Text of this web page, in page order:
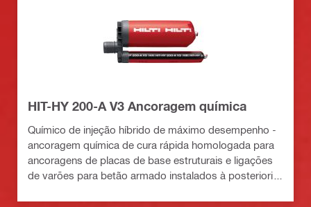
HIT-HY 200-A V3 Ancoragem química
Químico de injeção híbrido de máximo desempenho -
ancoragem química de cura rápida homologada para
ancoragens de placas de base estruturais e ligações
de varões para betão armado instalados à posteriori